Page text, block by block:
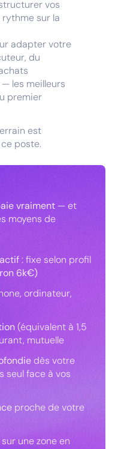
vos
sur la
adapter votre
du
— les meilleurs
premier
est
poste.
vraiment— et
moyens de
: fixe selon profil
6k€)
ordinateur,
(équivalent à 1,5
mutuelle
dès votre
seul face à vos
proche de votre
sur une zone en